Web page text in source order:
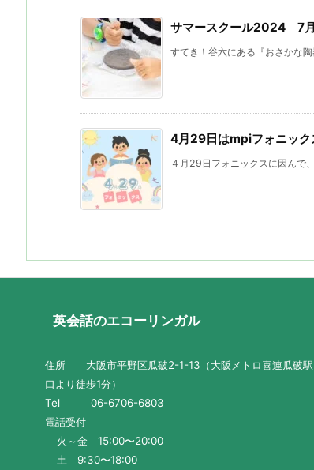
サマースクール2024 7
すてき！谷六にある『おさかな
4月29日はmpiフォニック
４月29日フォニックスに因んで
英会話のエコーリンガル
住所 大阪市平野区瓜破2-1-13（大阪メトロ喜連瓜破駅
口より徒歩1分）
Tel 06-6706-6803
電話受付
火～金 15:00〜20:00
土 9:30〜18:00